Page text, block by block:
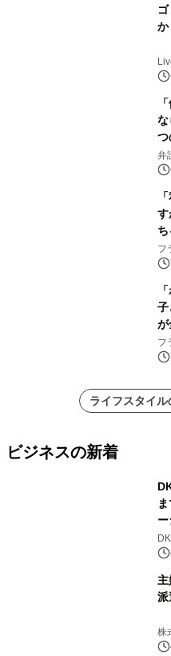
か
な
つ
弁
す
フ
子
が
フ
ライフスタイ
ビジネスの新着
主
派
株